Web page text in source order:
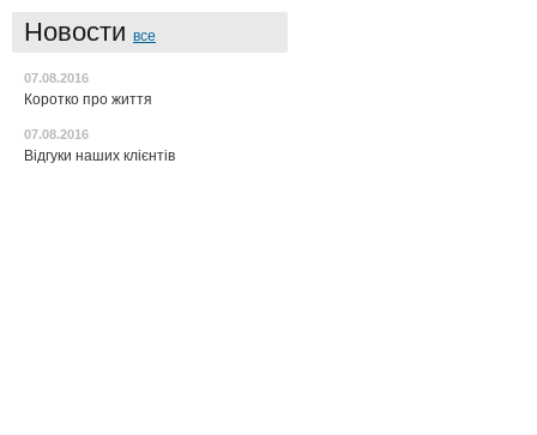
Новости все
07.08.2016
Коротко про життя
07.08.2016
Відгуки наших клієнтів